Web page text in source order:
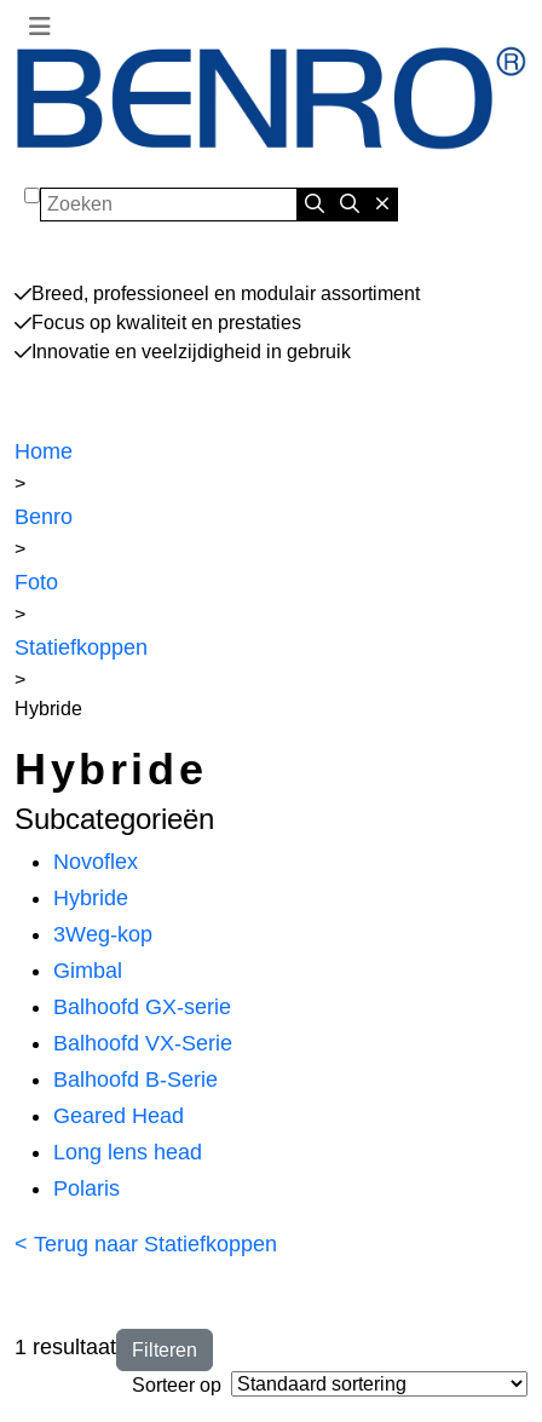
Zoeken
Breed, professioneel en modulair assortiment
Focus op kwaliteit en prestaties
Innovatie en veelzijdigheid in gebruik
Home
>
Benro
>
Foto
>
Statiefkoppen
>
Hybride
Hybride
Subcategorieën
Novoflex
Hybride
3Weg-kop
Gimbal
Balhoofd GX-serie
Balhoofd VX-Serie
Balhoofd B-Serie
Geared Head
Long lens head
Polaris
< Terug naar Statiefkoppen
Filteren
1 resultaat
Sorteer op